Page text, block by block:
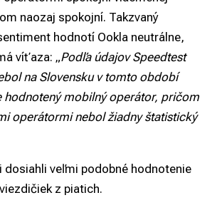
naozaj spokojní. Takzvaný
hodnotí Ookla neutrálne,
víťaza: „Podľa údajov Speedtest
na Slovensku v tomto období
hodnotený mobilný operátor, pričom
operátormi nebol žiadny štatistický
dosiahli veľmi podobné hodnotenie
z piatich.